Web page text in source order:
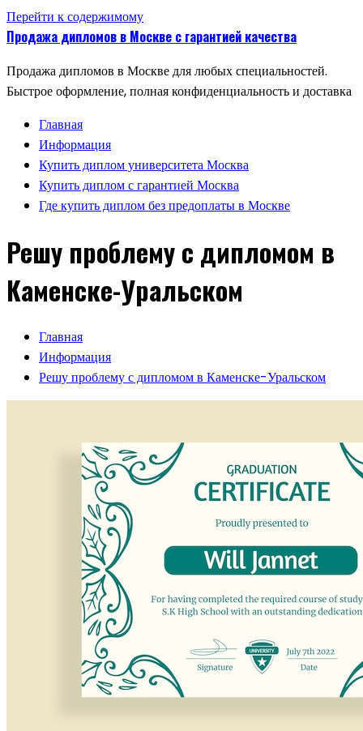
Перейти к содержимому
Продажа дипломов в Москве с гарантией качества
Продажа дипломов в Москве для любых специальностей.
Быстрое оформление, полная конфиденциальность и доставка
Главная
Информация
Купить диплом университета Москва
Купить диплом с гарантией Москва
Где купить диплом без предоплаты в Москве
Решу проблему с дипломом в
Каменске-Уральском
Главная
Информация
Решу проблему с дипломом в Каменске-Уральском